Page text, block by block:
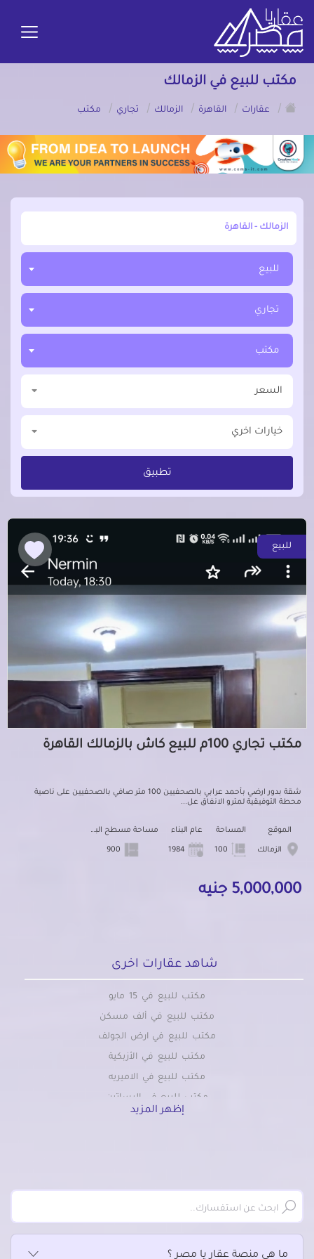
مكتب للبيع في الزمالك
/
عقارات / القاهرة / الزمالك / تجاري / مكتب
أبحث عن مدينة, محافظة, حي
للبيع
تجاري
مكتب
السعر
خيارات اخري
تطبيق
للبيع
مكتب تجاري 100م للبيع كاش بالزمالك القاهرة
شقة بدور ارضي بأحمد عرابي بالصحفيين 100 متر صافي بالصحفيين على ناصية
محطة التوفيقية لمترو الانفاق عل...
الموقع
الزمالك
المساحة عام البناء مساحة مسطح البناء
5,000,000 جنيه
شاهد عقارات اخرى
مكتب للبيع في 15 مايو
مكتب للبيع في ألف مسكن
مكتب للبيع في ارض الجولف
مكتب للبيع في الأزبكية
مكتب للبيع في الاميريه
مكتب للبيع في البساتين
مكتب للبيع في التبين
إظهر المزيد
ما هي منصة عقار يا مصر ؟